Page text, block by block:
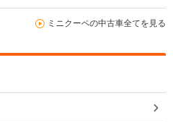
ミニクーペの中古車全てを見る